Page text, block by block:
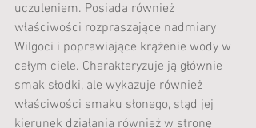
uczuleniem. Posiada również
właściwości rozpraszające nadmiary
Wilgoci i poprawiające krążenie wody w
całym ciele. Charakteryzuje ją głównie
smak słodki, ale wykazuje również
właściwości smaku słonego, stąd jej
kierunek działania również w stronę